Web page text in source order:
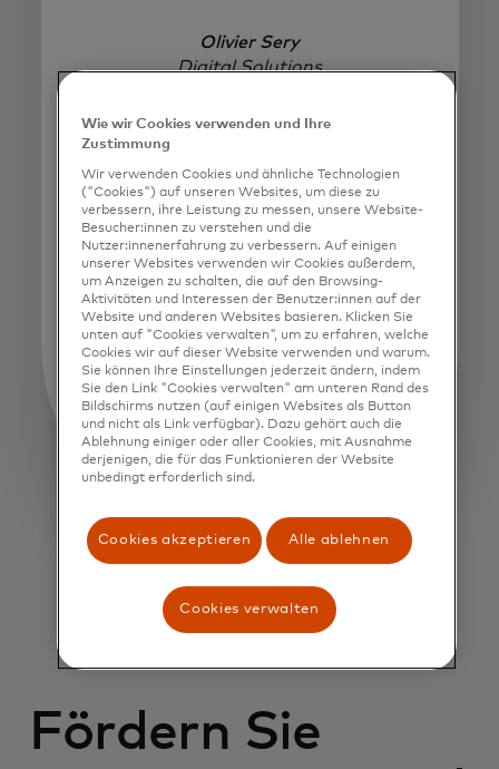
Olivier Sery
Digital Solutions
Fördern Sie
Wie wir Cookies verwenden und Ihre
Zustimmung
Wir verwenden Cookies und ähnliche Technologien
("Cookies") auf unseren Websites, um diese zu
verbessern, ihre Leistung zu messen, unsere Website-
Besucher:innen zu verstehen und die
Nutzer:innenerfahrung zu verbessern. Auf einigen
unserer Websites verwenden wir Cookies außerdem,
um Anzeigen zu schalten, die auf den Browsing-
Aktivitäten und Interessen der Benutzer:innen auf der
Website und anderen Websites basieren. Klicken Sie
unten auf "Cookies verwalten", um zu erfahren, welche
Cookies wir auf dieser Website verwenden und warum.
Sie können Ihre Einstellungen jederzeit ändern, indem
Sie den Link "Cookies verwalten" am unteren Rand des
Bildschirms nutzen (auf einigen Websites als Button
und nicht als Link verfügbar). Dazu gehört auch die
Ablehnung einiger oder aller Cookies, mit Ausnahme
derjenigen, die für das Funktionieren der Website
unbedingt erforderlich sind.
Cookies akzeptieren Alle ablehnen
Cookies verwalten